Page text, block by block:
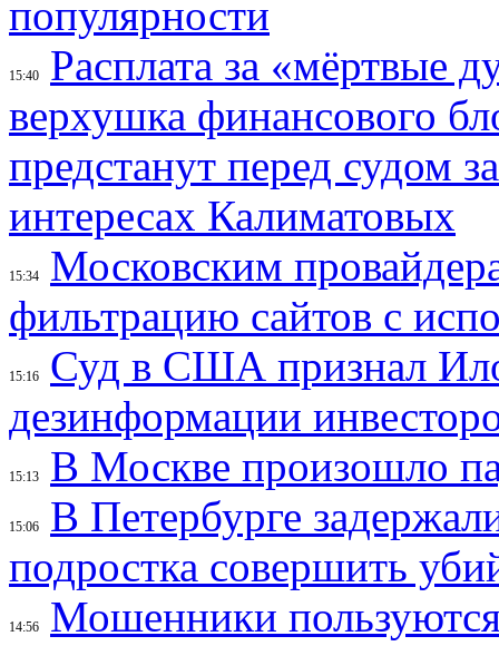
популярности
15:40
Расплата за «мёртвые
верхушка финансового
предстанут перед судом
интересах Калиматовых
15:34
Московским
фильтрацию сайтов с
15:16
Суд в США признал
дезинформации
15:13 В Москве произошло
15:06
В Петербурге
подростка совершить
14:56
Мошенники